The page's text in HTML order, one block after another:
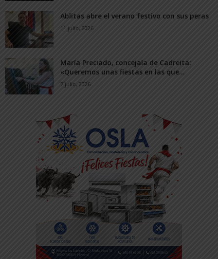
Ablitas abre el verano festivo con sus peras
11 julio, 2026
María Preciado, concejala de Cadreita:
«Queremos unas fiestas en las que...
7 julio, 2026